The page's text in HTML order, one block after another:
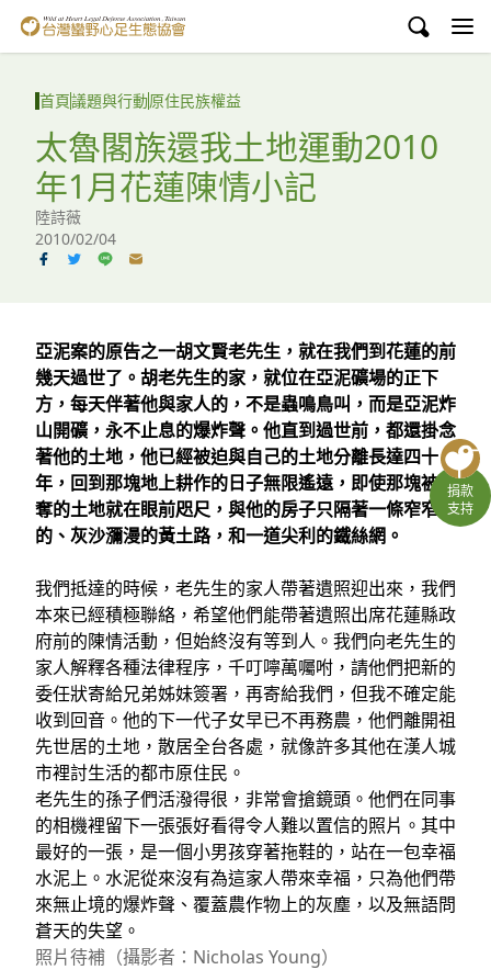
台灣蠻野心足生態協會
議題與行動
環境教育
白海豚媽祖宮
English
臉書
YouTube
捐款
支持
首頁議題與行動原住民族權益
太魯閣族還我土地運動2010
年1月花蓮陳情小記
陸詩薇
2010/02/04
亞泥案的原告之一胡文賢老先生，就在我們到花蓮的前
幾天過世了。胡老先生的家，就位在亞泥礦場的正下
方，每天伴著他與家人的，不是蟲鳴鳥叫，而是亞泥炸
山開礦，永不止息的爆炸聲。他直到過世前，都還掛念
著他的土地，他已經被迫與自己的土地分離長達四十
年，回到那塊地上耕作的日子無限遙遠，即使那塊被侵
奪的土地就在眼前咫尺，與他的房子只隔著一條窄窄
的、灰沙瀰漫的黃土路，和一道尖利的鐵絲網。
我們抵達的時候，老先生的家人帶著遺照迎出來，我們
本來已經積極聯絡，希望他們能帶著遺照出席花蓮縣政
府前的陳情活動，但始終沒有等到人。我們向老先生的
家人解釋各種法律程序，千叮嚀萬囑咐，請他們把新的
委任狀寄給兄弟姊妹簽署，再寄給我們，但我不確定能
收到回音。他的下一代子女早已不再務農，他們離開祖
先世居的土地，散居全台各處，就像許多其他在漢人城
市裡討生活的都市原住民。
老先生的孫子們活潑得很，非常會搶鏡頭。他們在同事
的相機裡留下一張張好看得令人難以置信的照片。其中
最好的一張，是一個小男孩穿著拖鞋的，站在一包幸福
水泥上。水泥從來沒有為這家人帶來幸福，只為他們帶
來無止境的爆炸聲、覆蓋農作物上的灰塵，以及無語問
蒼天的失望。
照片待補（攝影者：Nicholas Young）